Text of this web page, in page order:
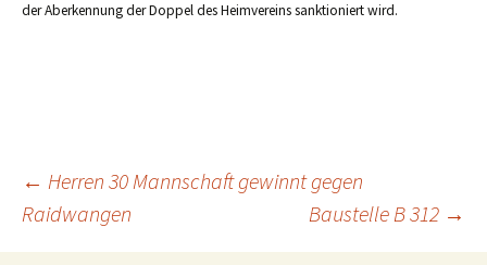
der Aberkennung der Doppel des Heimvereins sanktioniert wird.
Beitragsnavigation
← Herren 30 Mannschaft gewinnt gegen
Raidwangen
Baustelle B 312 →